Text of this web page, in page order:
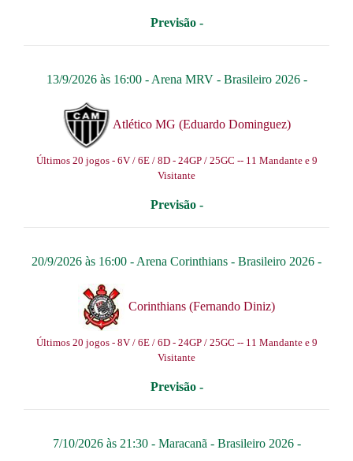
Previsão -
13/9/2026 às 16:00 - Arena MRV- Brasileiro 2026-
Atlético MG (Eduardo Dominguez)
Últimos 20 jogos - 6V / 6E / 8D - 24GP / 25GC -- 11 Mandante e 9
Visitante
Previsão -
20/9/2026 às 16:00 - Arena Corinthians - Brasileiro 2026 -
Corinthians (Fernando Diniz)
Últimos 20 jogos - 8V / 6E / 6D - 24GP / 25GC -- 11 Mandante e 9
Visitante
Previsão -
7/10/2026 às 21:30 - Maracanã - Brasileiro 2026-